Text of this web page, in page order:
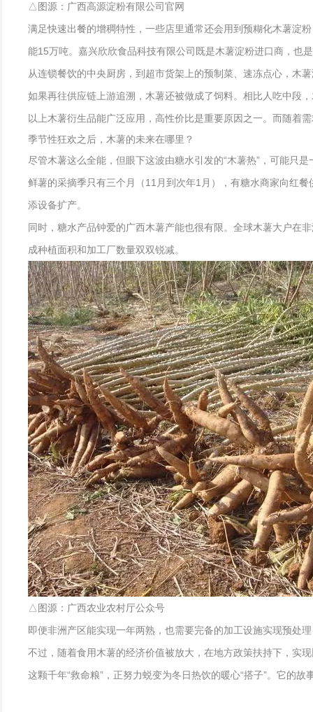
△图源：广西高源淀粉有限公司官网
满足快速出餐的增稠特性，一些店里通常还会用到预糊化木薯淀
能15万吨。嘉兴欣欣食品科技有限公司既是木薯淀粉进口商，也
从连锁餐饮的中央厨房，到超市货架上的预制菜、速冻点心，木
如果再往供应链上游追溯，木薯还被做成了饲料。相比人吃中段
以上木薯衍生品能广泛应用，高性价比是重要原因之一。而随着
季节性狂欢之后，木薯的未来在哪里？
尽管木薯这么全能，但眼下这波由糖水引发的“木薯热”，可能只
鲜薯的采摘季只有三个月（11月到次年1月），有糖水商家向红
添设备扩产。
同时，糖水产品钟爱的广西木薯产能也很有限。全球木薯大户在
成种植面积和加工厂数量双双锐减。
△图源：广西农业农村厅公众号
即便非洲产区能实现一年两熟，也需要完备的加工设施实现预处
不过，随着食用木薯的经济价值被放大，在地方政策扶持下，实
这颗千年“救命粮”，正努力蜕变为冬日热饮的暖心“搭子”。它的